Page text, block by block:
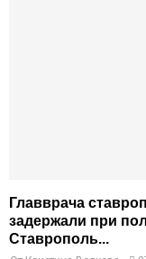
Главврача
задержали при
Ставрополь...